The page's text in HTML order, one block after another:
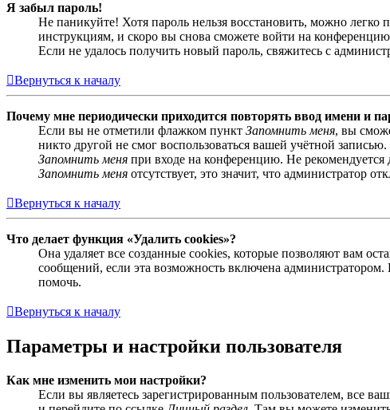
Я забыл пароль!
Не паникуйте! Хотя пароль нельзя восстановить, можно
инструкциям, и скоро вы снова сможете войти на
Если не удалось получить новый пароль, свяжитесь с
Вернуться к началу
Почему мне периодически приходится повторять ввод имени и
Если вы не отметили флажком пункт Запомнить меня, вы
никто другой не смог воспользоваться вашей учётной
Запомнить меня при входе на конференцию. Не рекомендуется
Запомнить меня отсутствует, это значит, что администратор
Вернуться к началу
Что делает функция «Удалить cookies»?
Она удаляет все созданные cookies, которые позволяют вам
сообщений, если эта возможность включена
помочь.
Вернуться к началу
Параметры и настройки пользователя
Как мне изменить мои настройки?
Если вы являетесь зарегистрированным пользователем, все